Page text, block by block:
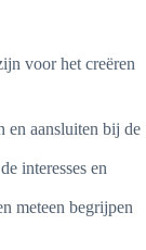
voor het creëren
en aansluiten bij de
interesses en
meteen begrijpen